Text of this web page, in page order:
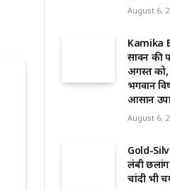
August 6,
Kamika
सावन की
अगस्त
भगवान
आसान
August 6,
Gold-
लंबी
चांदी भी